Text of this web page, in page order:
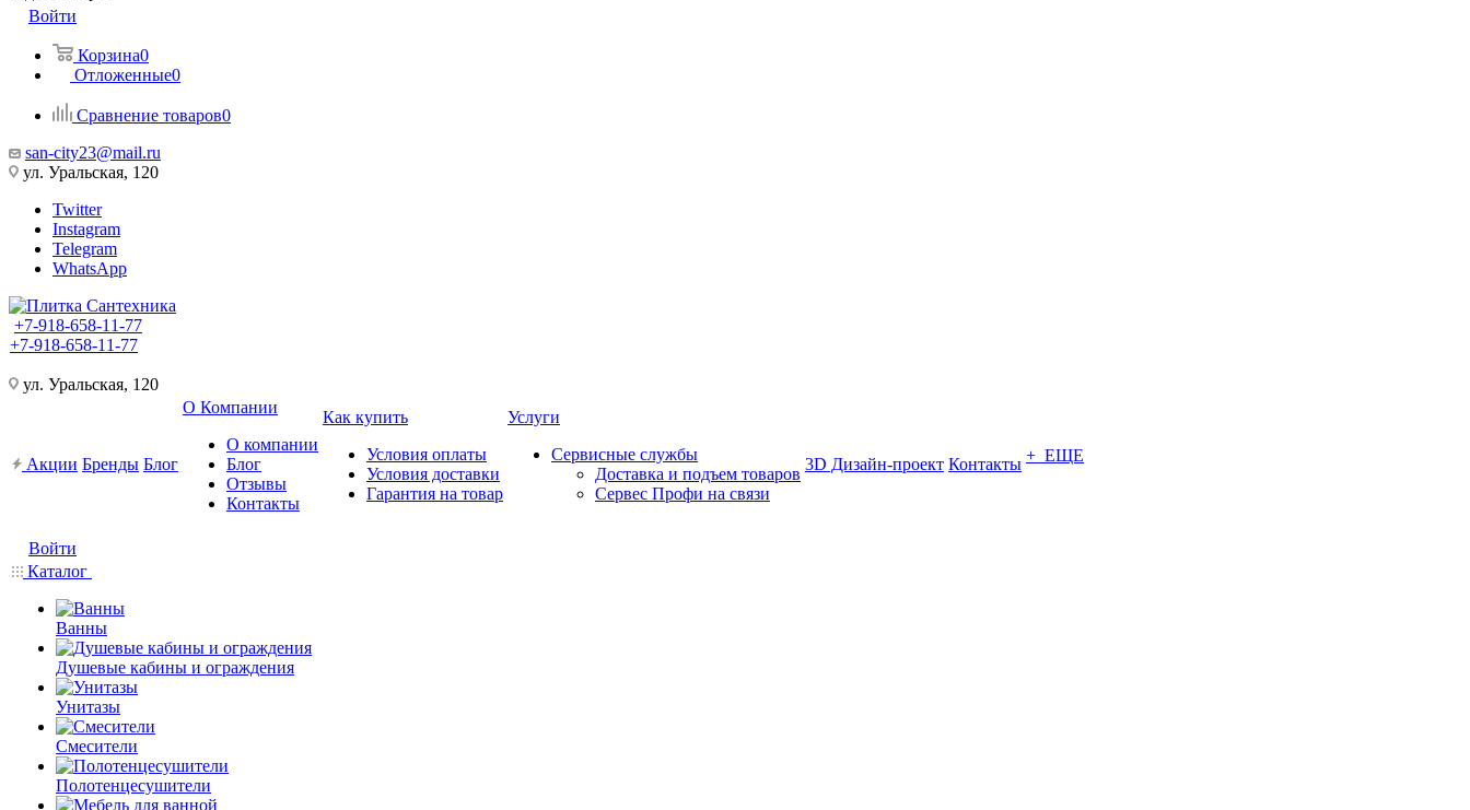
Войти
Корзина0
Отложенные0
Сравнение товаров0
san-city23@mail.ru
ул. Уральская, 120
Twitter
Instagram
Telegram
WhatsApp
+7-918-658-11-77
+7-918-658-11-77
ул. Уральская, 120
Акции Бренды Блог
О Компании
О компании
Блог
Отзывы
Контакты
Как купить
Условия оплаты
Условия доставки
Гарантия на товар
Услуги
Сервисные службы
Доставка и подъем товаров
Сервес Профи на связи
3D Дизайн-проект Контакты + ЕЩЕ
Войти
Каталог
Ванны
Душевые кабины и ограждения
Унитазы
Смесители
Полотенцесушители